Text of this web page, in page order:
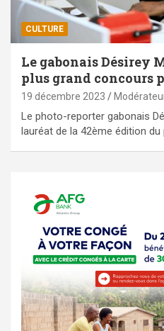
CULTURE
Le gabonais Désirey
plus grand concours
19 décembre 2023
Le photo-reporter gabonais
lauréat de la 42ème édition du